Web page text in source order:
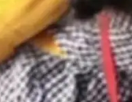
），
、组织
全性、
先是数据
景，公
需求。
求较...
深信服
随着各行
形态逐
不只是
代下，
以及持
结
之一。
之一。
。 Jeff D
职。 他
Ghema
面
这一轮